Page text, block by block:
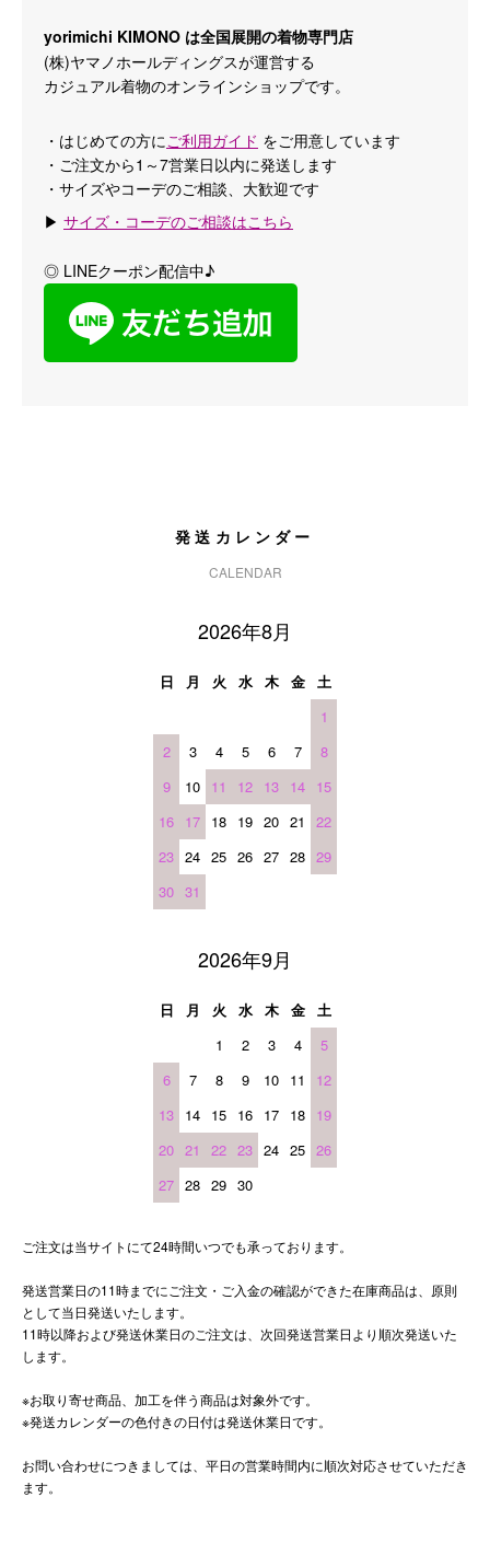
yorimichi KIMONO は全国展開の着物専門店
(株)ヤマノホールディングスが運営する
カジュアル着物のオンラインショップです。
・はじめての方に ご利用ガイド をご用意しています
・ご注文から1～7営業日以内に発送します
・サイズやコーデのご相談、大歓迎です
▶ サイズ・コーデのご相談はこちら
◎ LINEクーポン配信中♪
発送カレンダー
CALENDAR
2026年8月
日 月 火 水 木 金
土
1
2
3 4 5 6 7
8
9
10 11 12 13 14 15
16 17 18 19 20 21
22
23 24 25 26 27 28 29
30 31
2026年9月
日 月 火 水 木 金
土
1
2 3 4
5
6
7 8 9 10 11
12
13 14 15 16 17 18 19
20 21 22 23 24 25 26
27 28 29 30
ご注文は当サイトにて24時間いつでも承っております。
発送営業日の11時までにご注文・ご入金の確認ができた在庫商品は、原則
として当日発送いたします。
11時以降および発送休業日のご注文は、次回発送営業日より順次発送いた
します。
※お取り寄せ商品、加工を伴う商品は対象外です。
※発送カレンダーの色付きの日付は発送休業日です。
お問い合わせにつきましては、平日の営業時間内に順次対応させていただき
ます。